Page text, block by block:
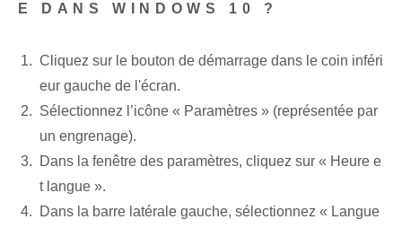
E DANS WINDOWS 10 ?
Cliquez sur le bouton de démarrage dans le coin inféri
eur gauche de l'écran.
Sélectionnez l’icône « Paramètres » (représentée par
un engrenage).
Dans la fenêtre des paramètres, cliquez sur « Heure e
t langue ».
Dans la barre latérale gauche, sélectionnez « Langue